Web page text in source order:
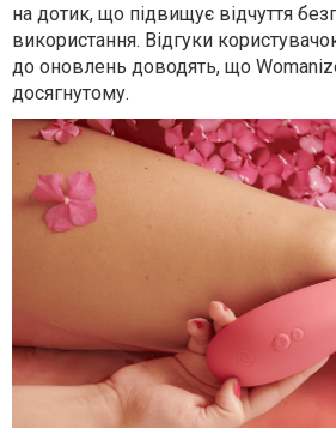
на дотик, що підвищує відчуття
використання. Відгуки
до оновлень доводять, що
досягнутому.